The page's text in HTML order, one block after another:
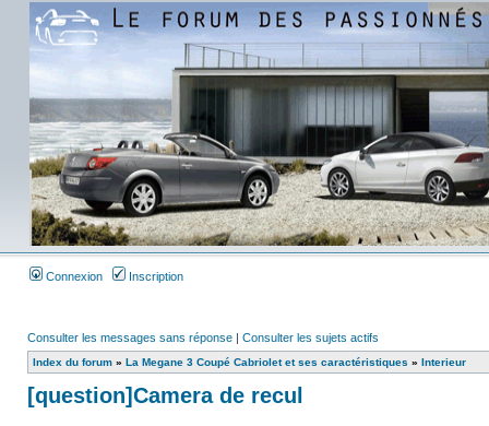
Connexion Inscription
Consulter les messages sans réponse | Consulter les sujets actifs
Index du forum » La Megane 3 Coupé Cabriolet et ses caractéristiques » Interieur
[question]Camera de recul